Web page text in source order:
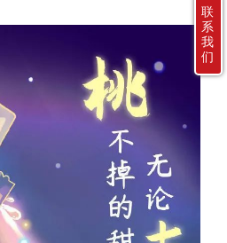
联
系
我
们